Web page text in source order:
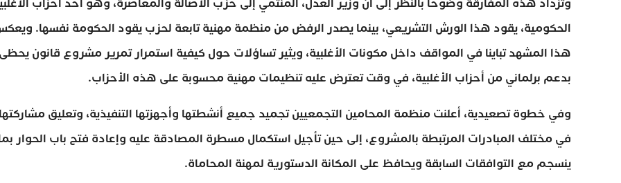
الحكومية، يقود هذا الورش التشريعي، بينما يصدر الرفض من منظمة مهنية تابعة لحزب يقود الحكومة نفسها.
هذا المشهد تباينا في المواقف داخل مكونات الأغلبية، ويثير تساؤلات حول كيفية استمرار تمرير مشروع قانون
بدعم برلماني من أحزاب الأغلبية، في وقت تعترض عليه تنظيمات مهنية محسوبة على هذه الأحزاب.
وفي خطوة تصعيدية، أعلنت منظمة المحامين التجمعيين تجميد جميع أنشطتها وأجهزتها التنفيذية، وتعليق
في مختلف المبادرات المرتبطة بالمشروع، إلى حين تأجيل استكمال مسطرة المصادقة عليه وإعادة فتح باب الحوار
ينسجم مع التوافقات السابقة ويحافظ على المكانة الدستورية لمهنة المحاماة.